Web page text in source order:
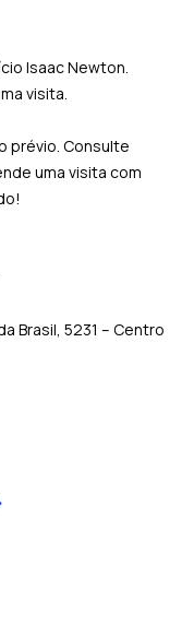
Isaac Newton.
visita.
prévio. Consulte
uma visita com
Brasil, 5231 – Centro